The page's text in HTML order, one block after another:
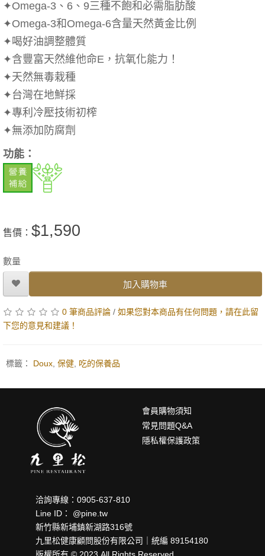
✦Omega-3、6、9三種不飽和必需脂肪酸
✦Omega-3和Omega-6含量天然黃金比例
✦喝好油調整體質
✦含豐富天然維他命E，抗氧化能力！
✦天然無毒栽種
✦台灣在地鮮採
✦專利冷壓技術初榨
✦無添加防腐劑
功能：
售價： $1,590
數量
加入購物車
0 筆商品評論 / 如果您對本商品有任何問題，請在此留
下您的意見和建議！
標籤： Doux 保健 吃的保養品
會員購物須知
常見問題Q&A
隱私權保護政策
洽詢專線：0905-637-810
Line ID： @pine.tw
新竹縣新埔鎮新湖路316號
九里松健康顧問股份有限公司｜統編 89154180